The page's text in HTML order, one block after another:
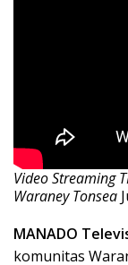
Video Streaming
Waraney Tonsea
MANADO
komunitas